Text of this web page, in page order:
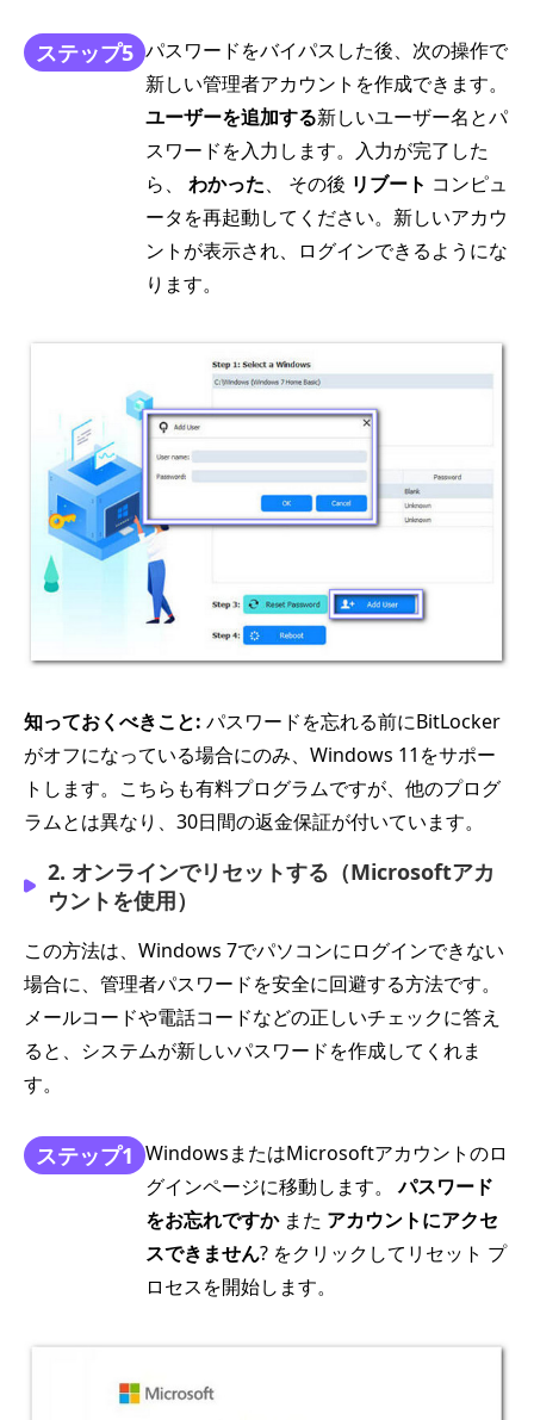
ステップ5 パスワードをバイパスした後、次の操作で
新しい管理者アカウントを作成できます。
ユーザーを追加する新しいユーザー名とパ
スワードを入力します。入力が完了した
ら、 わかった、 その後 リブート コンピュ
ータを再起動してください。新しいアカウ
ントが表示され、ログインできるようにな
ります。
知っておくべきこと: パスワードを忘れる前にBitLocker
がオフになっている場合にのみ、Windows 11をサポー
トします。こちらも有料プログラムですが、他のプログ
ラムとは異なり、30日間の返金保証が付いています。
2. オンラインでリセットする（Microsoftアカ
ウントを使用）
この方法は、Windows 7でパソコンにログインできない
場合に、管理者パスワードを安全に回避する方法です。
メールコードや電話コードなどの正しいチェックに答え
ると、システムが新しいパスワードを作成してくれま
す。
ステップ1 WindowsまたはMicrosoftアカウントのロ
グインページに移動します。パスワード
をお忘れですかまた アカウントにアクセ
スできません? をクリックしてリセット プ
ロセスを開始します。